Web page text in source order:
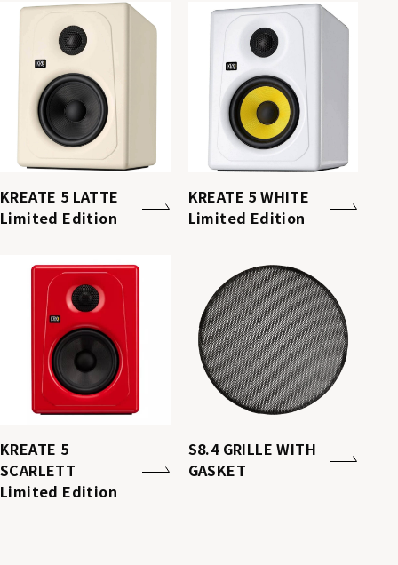
KREATE 5 LATTE
Limited Edition
KREATE 5 WHITE
Limited Edition
KREATE 5
SCARLETT
Limited Edition
S8.4 GRILLE WITH
GASKET